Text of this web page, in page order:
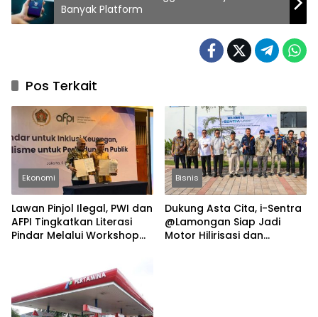
Banyak Platform
Pos Terkait
Ekonomi
Lawan Pinjol Ilegal, PWI dan
AFPI Tingkatkan Literasi
Pindar Melalui Workshop
Bisnis
Dukung Asta Cita, i-Sentra
@Lamongan Siap Jadi
Motor Hilirisasi dan